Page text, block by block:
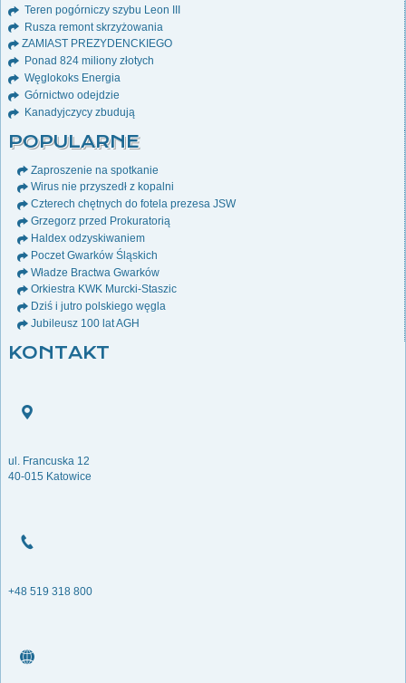
Teren pogórniczy szybu Leon III
Rusza remont skrzyżowania
ZAMIAST PREZYDENCKIEGO
Ponad 824 miliony złotych
Węglokoks Energia
Górnictwo odejdzie
Kanadyjczycy zbudują
POPULARNE
Zaproszenie na spotkanie
Wirus nie przyszedł z kopalni
Czterech chętnych do fotela prezesa JSW
Grzegorz przed Prokuratorią
Haldex odzyskiwaniem
Poczet Gwarków Śląskich
Władze Bractwa Gwarków
Orkiestra KWK Murcki-Staszic
Dziś i jutro polskiego węgla
Jubileusz 100 lat AGH
KONTAKT
ul. Francuska 12
40-015 Katowice
+48 519 318 800